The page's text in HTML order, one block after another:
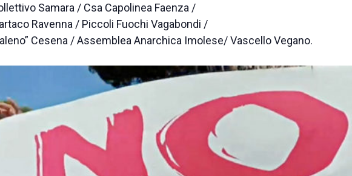
Samara / Csa Capolinea Faenza /
Ravenna / Piccoli Fuochi Vagabondi /
Cesena / Assemblea Anarchica Imolese/ Vascello Vegano.